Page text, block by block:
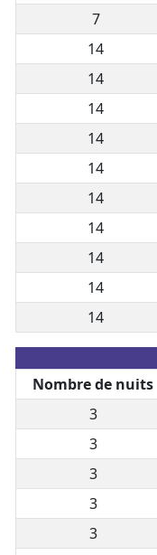
7
14
14
14
14
14
14
14
14
14
14
Nombre de nuits
3
3
3
3
3